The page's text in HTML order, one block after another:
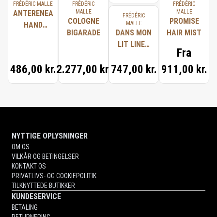
FRÉDÉRIC MALLE
ANTERENEA
HAND
486,00 kr.
FRÉDÉRIC
MALLE
COLOGNE
BIGARADE
2.277,00 kr.
FRÉDÉRIC
MALLE
DANS MON
LIT LINEN
747,00 kr.
FRÉDÉRIC
MALLE
PROMISE
HAIR MIST
Fra
911,00 kr.
NYTTIGE OPLYSNINGER
OM OS
VILKÅR OG BETINGELSER
KONTAKT OS
PRIVATLIVS- OG COOKIEPOLITIK
TILKNYTTEDE BUTIKKER
KUNDESERVICE
BETALING